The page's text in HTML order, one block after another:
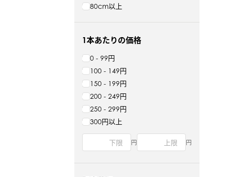
80cm以上
1本あたりの価格
0 - 99円
100 - 149円
150 - 199円
200 - 249円
250 - 299円
300円以上
円 円